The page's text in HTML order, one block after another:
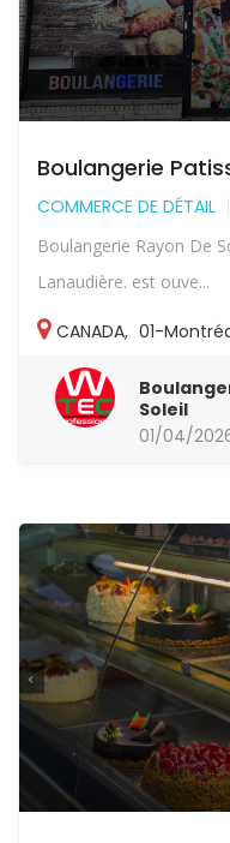
Boulangerie
COMMERCE DE DÉTAIL
Boulangerie Rayon De
Lanaudière. est ouve...
CANADA, 01-
Soleil
01/04/